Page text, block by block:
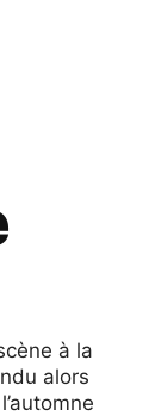
à la
alors